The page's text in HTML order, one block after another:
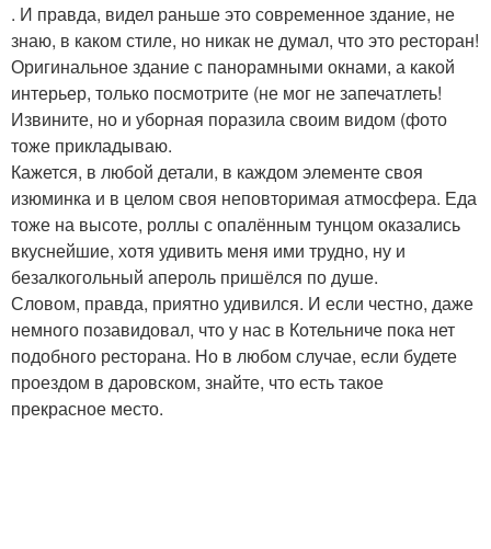
. И правда, видел раньше это современное здание, не
знаю, в каком стиле, но никак не думал, что это ресторан!
Оригинальное здание с панорамными окнами, а какой
интерьер, только посмотрите (не мог не запечатлеть!
Извините, но и уборная поразила своим видом (фото
тоже прикладываю.
Кажется, в любой детали, в каждом элементе своя
изюминка и в целом своя неповторимая атмосфера. Еда
тоже на высоте, роллы с опалённым тунцом оказались
вкуснейшие, хотя удивить меня ими трудно, ну и
безалкогольный апероль пришёлся по душе.
Словом, правда, приятно удивился. И если честно, даже
немного позавидовал, что у нас в Котельниче пока нет
подобного ресторана. Но в любом случае, если будете
проездом в даровском, знайте, что есть такое
прекрасное место.